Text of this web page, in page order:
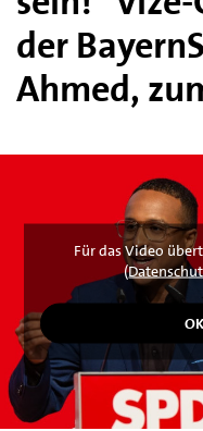
der
Ahmed,
Für das Video
(